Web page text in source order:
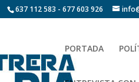
637 112 583 - 677 603 926
PORTADA